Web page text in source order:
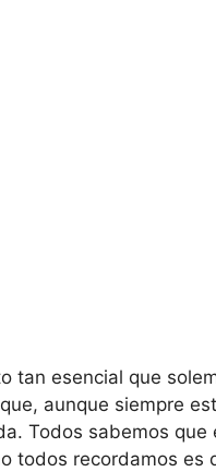
tan esencial que
aunque siempre
Todos sabemos
todos recordamos es